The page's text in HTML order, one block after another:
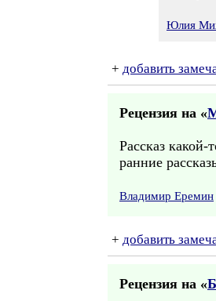
Юлия
+ добавить
Рецензия на «
Рассказ
ранние
Владимир Еремин
+ добавить
Рецензия на «